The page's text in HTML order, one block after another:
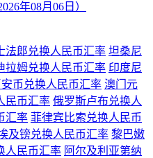
年08月06日）
法郎兑换人民币汇率 坦桑尼
拉姆兑换人民币汇率 印度尼
安币兑换人民币汇率 澳门元
民币汇率 俄罗斯卢布兑换人
汇率 菲律宾比索兑换人民币
及镑兑换人民币汇率 黎巴嫩
人民币汇率 阿尔及利亚第纳